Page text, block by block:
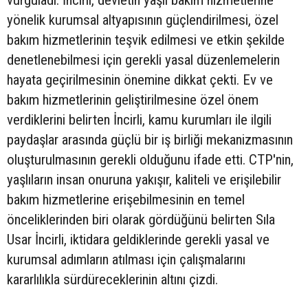
yönelik kurumsal altyapısının güçlendirilmesi, özel
bakım hizmetlerinin teşvik edilmesi ve etkin şekilde
denetlenebilmesi için gerekli yasal düzenlemelerin
hayata geçirilmesinin önemine dikkat çekti. Ev ve
bakım hizmetlerinin geliştirilmesine özel önem
verdiklerini belirten İncirli, kamu kurumları ile ilgili
paydaşlar arasında güçlü bir iş birliği mekanizmasının
oluşturulmasının gerekli olduğunu ifade etti. CTP'nin,
yaşlıların insan onuruna yakışır, kaliteli ve erişilebilir
bakım hizmetlerine erişebilmesinin en temel
önceliklerinden biri olarak gördüğünü belirten Sıla
Usar İncirli, iktidara geldiklerinde gerekli yasal ve
kurumsal adımların atılması için çalışmalarını
kararlılıkla sürdüreceklerinin altını çizdi.